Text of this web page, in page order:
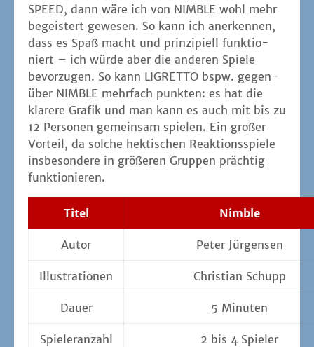
SPEED, dann wäre ich von NIMBLE wohl mehr
begeis­tert gewe­sen. So kann ich aner­ken­nen,
dass es Spaß macht und prin­zi­pi­ell funk­tio­
niert – ich wür­de aber die ande­ren Spie­le
bevor­zu­gen. So kann LIGRETTO bspw. gegen­
über NIMBLE mehr­fach punk­ten: es hat die
kla­re­re Gra­fik und man kann es auch mit bis zu
12 Per­so­nen gemein­sam spie­len. Ein gro­ßer
Vor­teil, da sol­che hek­ti­schen Reak­ti­ons­spie­le
ins­be­son­de­re in grö­ße­ren Grup­pen präch­tig
funktionieren.
Titel Nim­ble
Autor Peter Jür­gen­sen
Illus­tra­tio­nen Chris­ti­an Schupp
Dau­er 5 Minu­ten
Spie­ler­an­zahl 2 bis 4 Spieler